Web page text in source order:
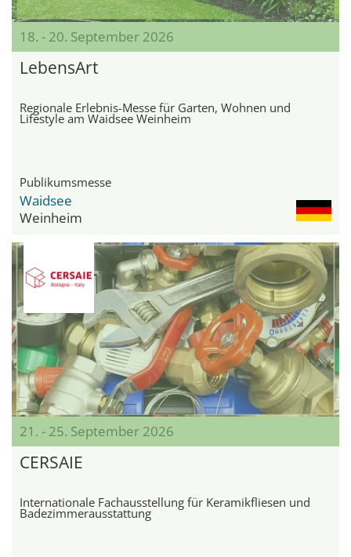
18. - 20. September 2026
LebensArt
Regionale Erlebnis-Messe für Garten, Wohnen und
Lifestyle am Waidsee Weinheim
Publikumsmesse
Waidsee
Weinheim
21. - 25. September 2026
CERSAIE
Internationale Fachausstellung für Keramikfliesen und
Badezimmerausstattung